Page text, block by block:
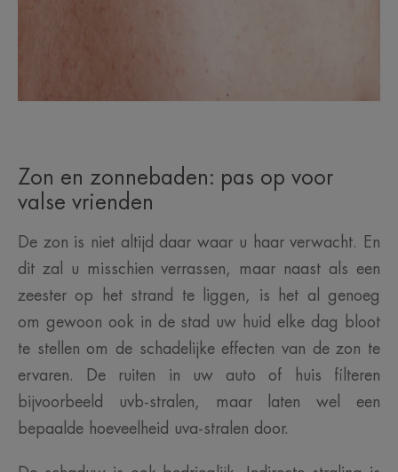
Zon en zonnebaden: pas op voor
valse vrienden
De zon is niet altijd daar waar u haar verwacht. En
dit zal u misschien verrassen, maar naast als een
zeester op het strand te liggen, is het al genoeg
om gewoon ook in de stad uw huid elke dag bloot
te stellen om de schadelijke effecten van de zon te
ervaren. De ruiten in uw auto of huis filteren
bijvoorbeeld uvb-stralen, maar laten wel een
bepaalde hoeveelheid uva-stralen door.